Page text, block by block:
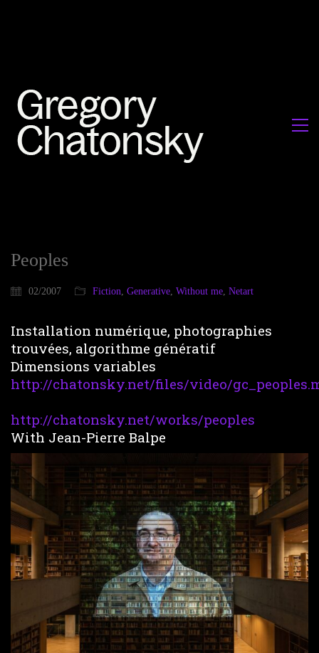
Peoples
02/2007 Fiction, Generative, Without me, Netart
Installation numérique, photographies
trouvées, algorithme génératif
Dimensions variables
http://chatonsky.net/files/video/
http://chatonsky.net/works/peoples
With Jean-Pierre Balpe